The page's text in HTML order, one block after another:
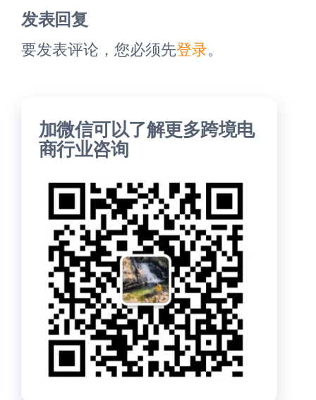
章
发表回复
要发表评论，您必须先登录。
加微信可以了解更多跨境电
商行业咨询